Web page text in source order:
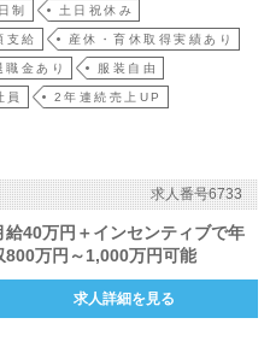
制 土日祝休み
支給 産休・育休取得実績あり
職金あり 服装自由
員 2年連続売上UP
求人番号6733
給40万円＋インセンティブで年
800万円～1,000万円可能
求人詳細を見る